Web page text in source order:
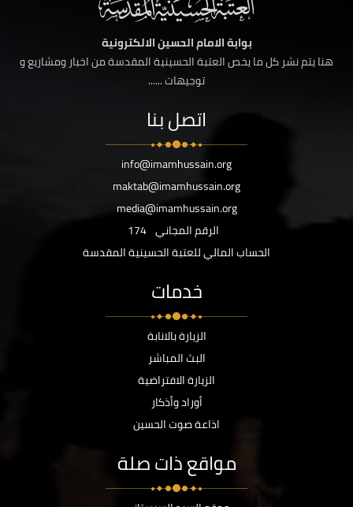
بوابة الامام الحسين الالكترونية
هنا يتم نشر كل ما يخص العتبة الحسينية المقدسة من اخبار ومشاريع و
توجيهات ......
اتصل بنا
info@imamhussain.org
maktab@imamhussain.org
media@imamhussain.org
الرقم المجاني 174
الحساب المالي للعتبة الحسينية المقدسة
خدمات
الزيارة بالانابة
البث المباشر
الزيارة الافتراضية
أوراد وأذكار
اذاعة صوت الحسين
مواقع ذات صلة